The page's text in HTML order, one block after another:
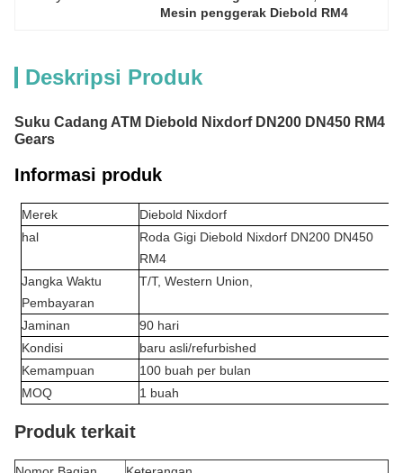
Mesin penggerak Diebold RM4
Deskripsi Produk
Suku Cadang ATM Diebold Nixdorf DN200 DN450 RM4
Gears
Informasi produk
Merek
Diebold Nixdorf
hal
Roda Gigi Diebold Nixdorf DN200 DN450
RM4
Jangka Waktu
Pembayaran
T/T, Western Union,
Jaminan
90 hari
Kondisi
baru asli/refurbished
Kemampuan
100 buah per bulan
MOQ
1 buah
Produk terkait